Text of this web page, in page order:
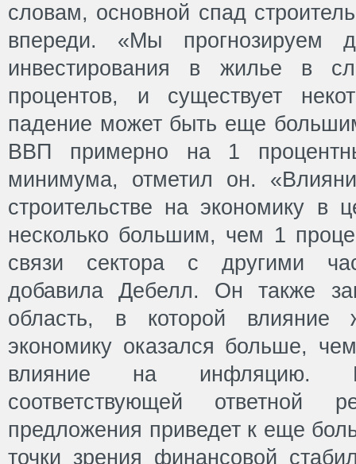
словам, основной спад
впереди. «Мы прогнозируем
инвестирования в жилье в
процентов, и существует
падение может быть еще
ВВП примерно на 1
минимума, отметил он.
строительстве на экономику в
несколько большим, чем 1
связи сектора с другими
добавила Дебелл. Он также
область, в которой влияние
экономику оказался больше,
влияние на инфляцию.
соответствующей ответной
предложения приведет к еще
точки зрения финансовой